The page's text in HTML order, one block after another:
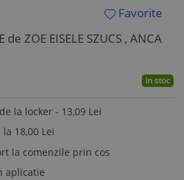
Favorite
de ZOE EISELE SZUCS , ANCA
in stoc
la locker - 13,09 Lei
18,00 Lei
la comenzile prin cos
aplicatie